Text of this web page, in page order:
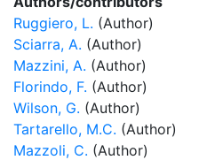
Ruggiero, L. (Author)
Sciarra, A. (Author)
Mazzini, A. (Author)
Florindo, F. (Author)
Wilson, G. (Author)
Tartarello, M.C. (Author)
Mazzoli, C. (Author)